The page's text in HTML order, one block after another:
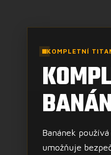
KOMPLETNÍ
Banánek
umožňuje